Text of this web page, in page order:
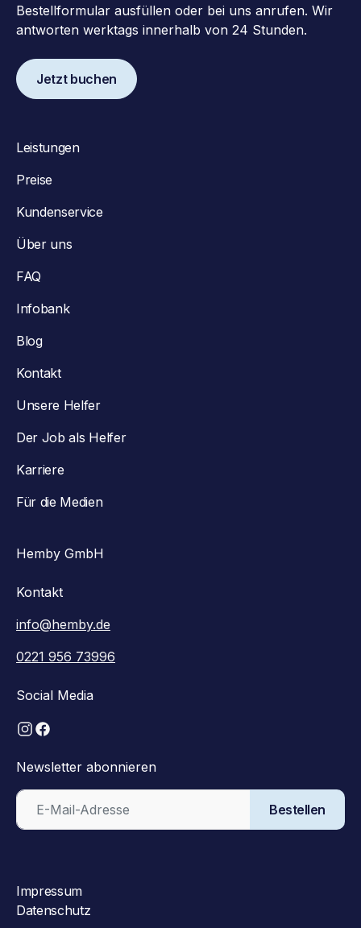
Bestellformular ausfüllen oder bei uns anrufen. Wir
antworten werktags innerhalb von 24 Stunden.
Jetzt buchen
Leistungen
Preise
Kundenservice
Über uns
FAQ
Infobank
Blog
Kontakt
Unsere Helfer
Der Job als Helfer
Karriere
Für die Medien
Hemby GmbH
Kontakt
info@hemby.de
0221 956 73996
Social Media
Newsletter abonnieren
Bestellen
Impressum
Datenschutz